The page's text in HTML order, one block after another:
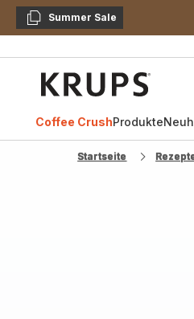
KopierenSummer Sale
Coffee CrushProdukte
Startseite